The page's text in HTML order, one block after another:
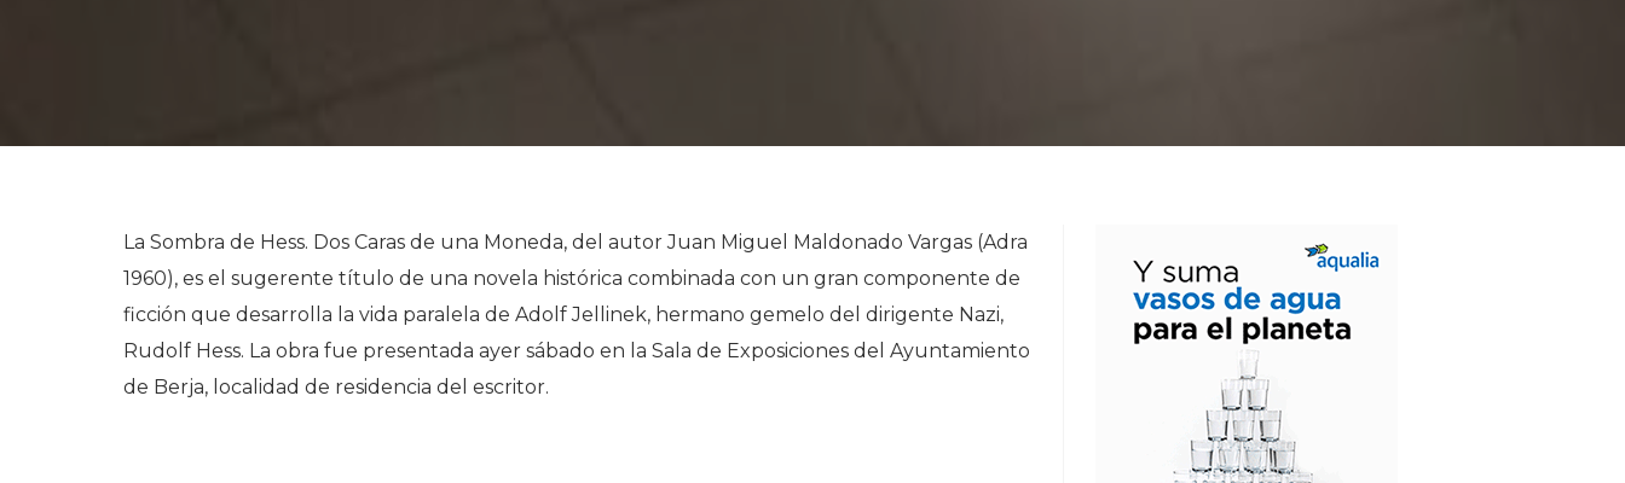
La Sombra de Hess. Dos Caras de una Moneda, del autor Juan Miguel Maldonado Vargas (Adra
1960), es el sugerente título de una novela histórica combinada con un gran componente de
ficción que desarrolla la vida paralela de Adolf Jellinek, hermano gemelo del dirigente Nazi,
Rudolf Hess. La obra fue presentada ayer sábado en la Sala de Exposiciones del Ayuntamiento
de Berja, localidad de residencia del escritor.